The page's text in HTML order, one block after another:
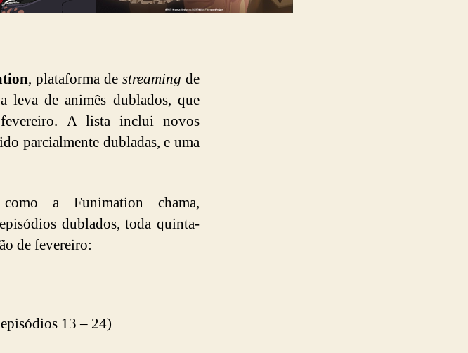
, plataforma destreamingde
leva de animês dublados, que
A lista inclui novos
parcialmente dubladas, e uma
a Funimation chama,
dublados, toda quinta-
de fevereiro:
13 – 24)